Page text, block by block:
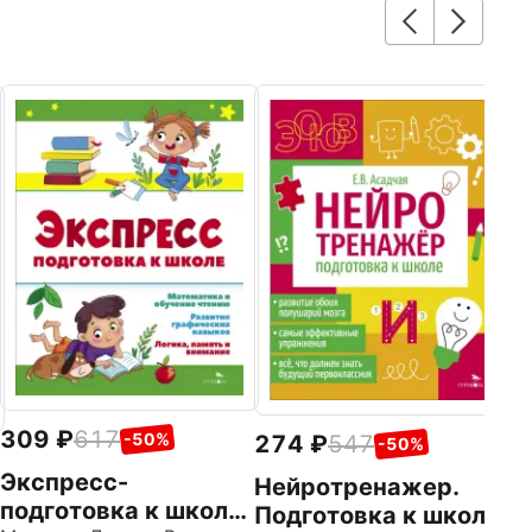
309 617 -50%
Экспресс-
подготовка к школе.
274 547 -50%
Нейротренажер.
Подготовка к школе